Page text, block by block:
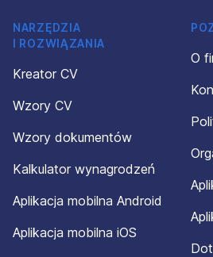
NARZĘDZIA
I ROZWIĄZANIA
Kreator CV
Wzory CV
Wzory dokumentów
Kalkulator wynagrodzeń
Aplikacja mobilna Android
Aplikacja mobilna iOS
O